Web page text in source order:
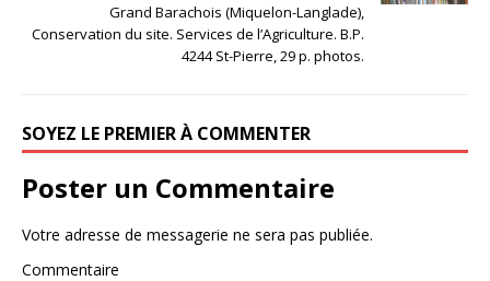
Grand Barachois (Miquelon-Langlade),
Conservation du site. Services de l’Agriculture. B.P.
4244 St-Pierre, 29 p. photos.
SOYEZ LE PREMIER À COMMENTER
Poster un Commentaire
Votre adresse de messagerie ne sera pas publiée.
Commentaire